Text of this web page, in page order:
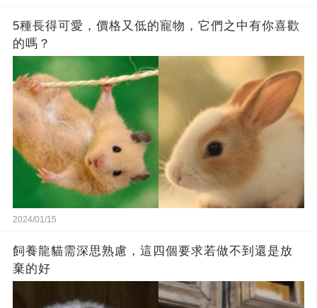
5種長得可愛，價格又低的寵物，它們之中有你喜歡
的嗎？
2024/01/15
飼養龍貓需深思熟慮，這四個要求若做不到還是放
棄的好